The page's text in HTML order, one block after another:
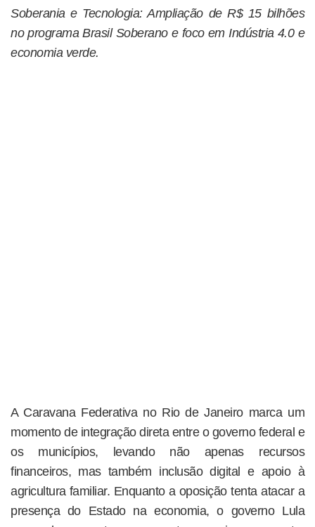
Soberania e Tecnologia: Ampliação de R$ 15 bilhões
no programa Brasil Soberano e foco em Indústria 4.0 e
economia verde.
A Caravana Federativa no Rio de Janeiro marca um
momento de integração direta entre o governo federal e
os municípios, levando não apenas recursos
financeiros, mas também inclusão digital e apoio à
agricultura familiar. Enquanto a oposição tenta atacar a
presença do Estado na economia, o governo Lula